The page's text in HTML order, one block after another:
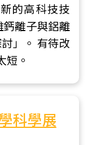
的高科技技
離子與鋁離
」。 有待改
短。
科學展